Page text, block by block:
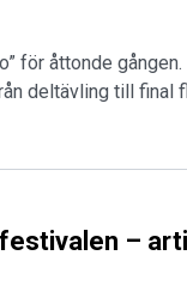
för åttonde
deltävling till final
–